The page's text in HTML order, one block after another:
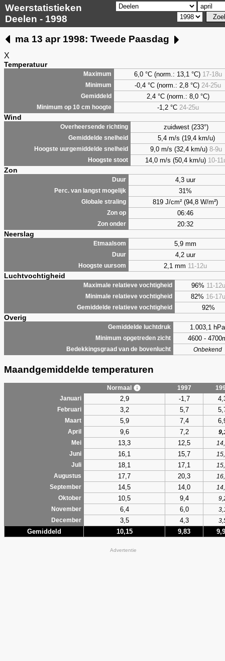
Weerstatistieken
Deelen - 1998
ma 13 apr 1998: Tweede Paasdag
X
Temperatuur
Maximum 6,0°C (norm.: 13,1 °C) 17-18u
Minimum -0,4 °C (norm.: 2,8 °C) 24-25u
Gemiddeld 2,4°C (norm.: 8,0 °C)
Minimum op 10 cm hoogte -1,2 °C 24-25u
Wind
Overheersende richting zuidwest (233°)
Gemiddelde snelheid 5,4 m/s (19,4 km/u)
Hoogste uurgemiddelde snelheid 9,0 m/s (32,4 km/u) 8-9u
Hoogste stoot 14,0 m/s (50,4 km/u) 10-
Zon
Duur 4,3 uur
Perc. van langst mogelijk 31%
Globale straling 819 J/cm² (94,8 W/m²)
Zon op 06:46
Zon onder 20:32
Neerslag
Etmaalsom 5,9 mm
Duur 4,2 uur
Hoogste uursom 2,1 mm 11-12u
Luchtvochtigheid
Maximale relatieve vochtigheid 96% 11-12u
Minimale relatieve vochtigheid 82% 16-17u
Gemiddelde relatieve vochtigheid 92%
Overig
Gemiddelde luchtdruk 1.003,1 hPa
Minimum opgetreden zicht 4600 -
Bedekkingsgraad van de bovenlucht Onbekend
Maandgemiddelde temperaturen
Normaal 1997
Januari
2,9 -1,7
Februari 3,2 5,7
Maart 5,9 7,4
April 9,6 7,2
Mei
13,3 12,5
Juni
16,1 15,7
Juli
18,1 17,1
Augustus
17,7 20,3
September
14,5 14,0
Oktober
10,5 9,4
November
6,4 6,0
December
3,5 4,3
Gemiddeld 10,15 9,83
Advertentie